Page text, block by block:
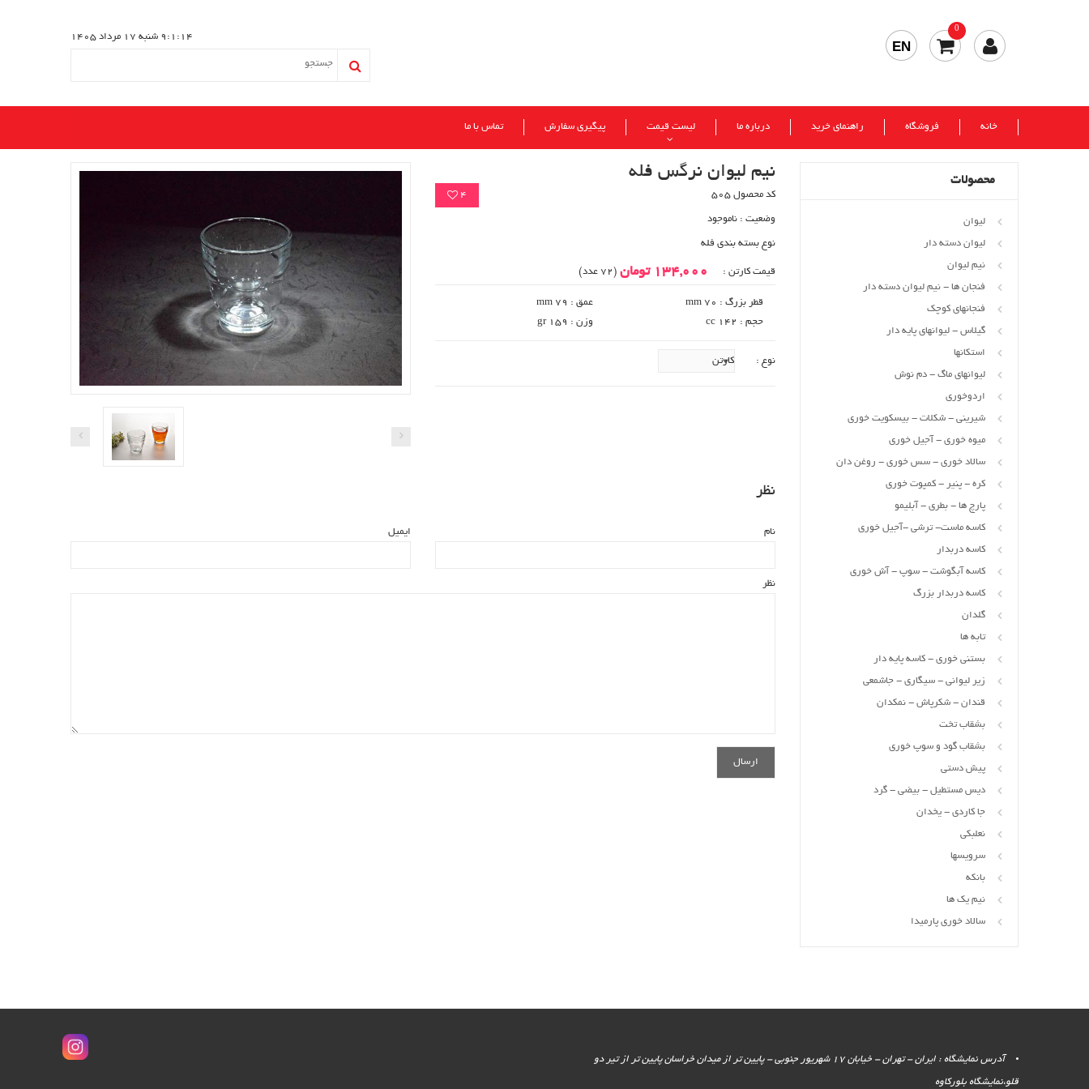
9:1:15 شنبه 17 مرداد 1405
0
EN
خانه فروشگاه راهنمای خرید درباره ما لیست قیمت پیگیری سفارش تماس با ما
نیم لیوان نرگس فله
4 کد محصول 505
وضعیت : ناموجود
نوع بسته بندی فله
قیمت کارتن : 134,000 تومان (72 عدد)
قطر بزرگ : 70 mm
عمق : 79 mm
حجم : 142 cc
وزن : gr 159
نوع :
نظر
ایمیل نام
نظر
محصولات
لیوان
لیوان دسته دار
نیم لیوان
فنجان ها - نیم لیوان دسته دار
فنجانهای کوچک
گیلاس - لیوانهای پایه دار
استکانها
لیوانهای ماگ - دم نوش
اردوخوری
شیرینی - شکلات - بیسکویت خوری
میوه خوری - آجیل خوری
سالاد خوری - سس خوری - روغن دان
کره - پنیر - کمپوت خوری
پارچ ها - بطری - آبلیمو
کاسه ماست- ترشی -آجیل خوری
کاسه دربدار
کاسه آبگوشت - سوپ - آش خوری
کاسه دربدار بزرگ
گلدان
تابه ها
بستنی خوری - کاسه پایه دار
زیر لیوانی - سیگاری - جاشمعی
قندان - شکرپاش - نمکدان
بشقاب تخت
بشقاب گود و سوپ خوری
پیش دستی
دیس مستطیل - بیضی - گرد
جا کاردی - یخدان
نعلبکی
سرویسها
بانکه
نیم یک ها
سالاد خوری پارمیدا
آدرس نمایشگاه : ایران - تهران - خیابان 17 شهریور جنوبی - پایین تر از میدان خراسان پایین تر از تیر دو
قلو،نمایشگاه بلورکاوه